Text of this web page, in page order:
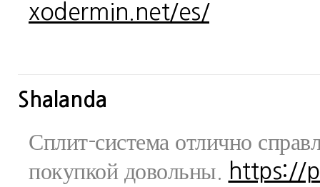
xodermin.net/es/
Shalanda
Сплит-система отлично
покупкой довольны.
https://